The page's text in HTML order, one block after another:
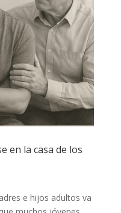
en la casa de los
e hijos adultos va